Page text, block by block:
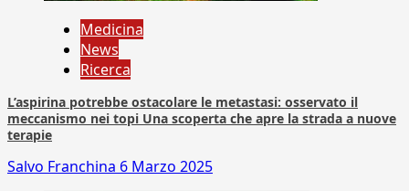
Medicina
News
Ricerca
L’aspirina potrebbe ostacolare le metastasi: osservato il
meccanismo nei topi Una scoperta che apre la strada a nuove
terapie
Salvo Franchina 6 Marzo 2025